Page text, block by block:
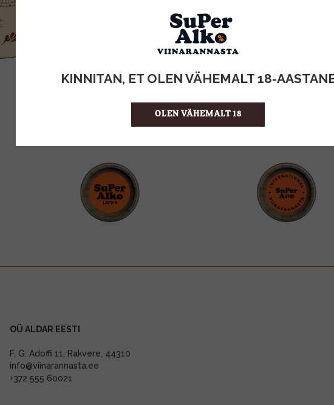
KINNITAN, ET OLEN VÄHEMALT 18-
OLEN VÄHEMALT 18
KOGUS KASTIS
OÜ ALDAR EESTI
F. G. Adoffi 11, Rakvere, 44310
info@viinarannasta.ee
+372 555 60021